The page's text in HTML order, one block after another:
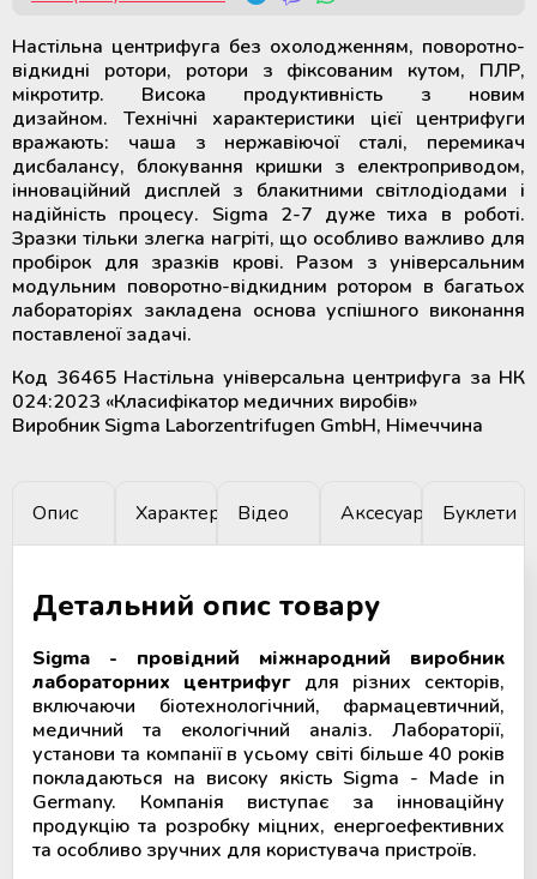
Настільна центрифуга без охолодженням, поворотно-
відкидні ротори, ротори з фіксованим кутом, ПЛР,
мікротитр. Висока продуктивність з новим
дизайном. Технічні характеристики цієї центрифуги
вражають: чаша з нержавіючої сталі, перемикач
дисбалансу, блокування кришки з електроприводом,
інноваційний дисплей з блакитними світлодіодами і
надійність процесу. Sigma 2-7 дуже тиха в роботі.
Зразки тільки злегка нагріті, що особливо важливо для
пробірок для зразків крові. Разом з універсальним
модульним поворотно-відкидним ротором в багатьох
лабораторіях закладена основа успішного виконання
поставленої задачі.
Код 36465 Настільна універсальна центрифуга за НК
024:2023 «Класифікатор медичних виробів»
Виробник Sigma Laborzentrifugen GmbH, Німеччина
Опис Характеристики
Відео Аксесуари Буклети
Детальний опис товару
Sigma - провідний міжнародний виробник
лабораторних центрифуг для різних секторів,
включаючи біотехнологічний, фармацевтичний,
медичний та екологічний аналіз. Лабораторії,
установи та компанії в усьому світі більше 40 років
покладаються на високу якість Sigma - Made in
Germany. Компанія виступає за інноваційну
продукцію та розробку міцних, енергоефективних
та особливо зручних для користувача пристроїв.